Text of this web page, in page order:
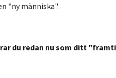
"ny människa".
redan nu som ditt